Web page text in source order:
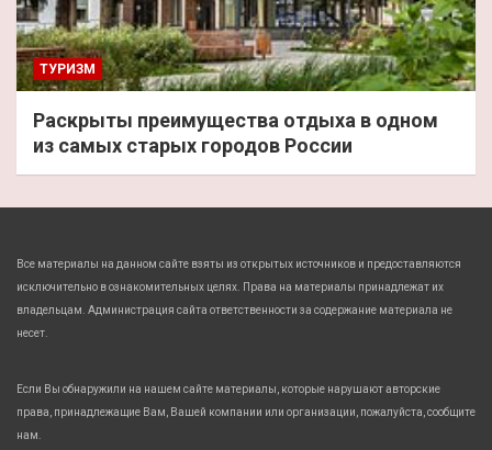
ТУРИЗМ
Раскрыты преимущества отдыха в одном
из самых старых городов России
Все материалы на данном сайте взяты из открытых источников и предоставляются
исключительно в ознакомительных целях. Права на материалы принадлежат их
владельцам. Администрация сайта ответственности за содержание материала не
несет.
Если Вы обнаружили на нашем сайте материалы, которые нарушают авторские
права, принадлежащие Вам, Вашей компании или организации, пожалуйста, сообщите
нам.